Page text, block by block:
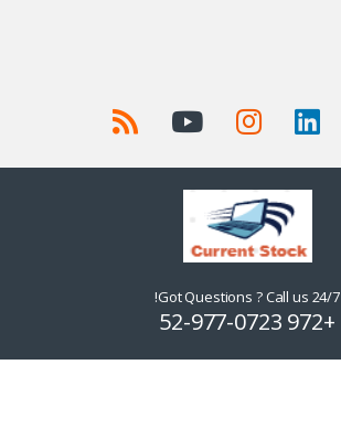
Got Questions ? Call us 24/7!
+972 52-977-0723